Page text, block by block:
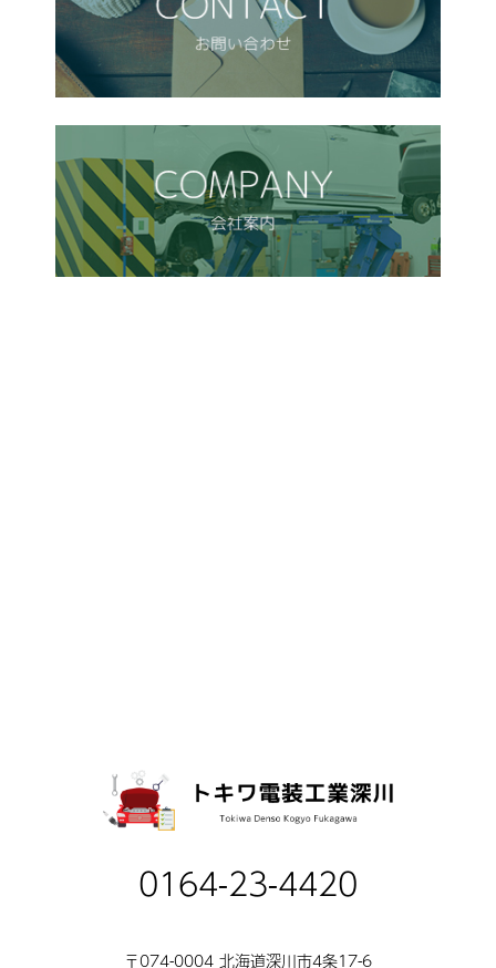
0164-23-4420
〒074-0004 北海道深川市4条17-6